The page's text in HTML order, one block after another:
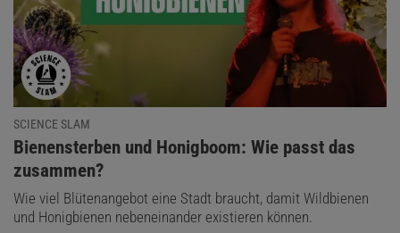
SCIENCE SLAM
:
Bienensterben und Honigboom: Wie passt das
zusammen?
Wie viel Blütenangebot eine Stadt braucht, damit Wildbienen
und Honigbienen nebeneinander existieren können.